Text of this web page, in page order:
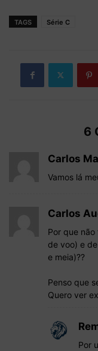
TAGS Série C
6
Carlos
Vamos lá
Carlos
Por que
de voo) e
e meia)??
Penso que
Quero ver
Por